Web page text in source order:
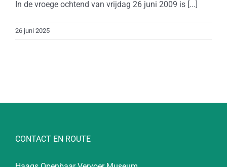
In de vroege ochtend van vrijdag 26 juni 2009 is [...]
26 juni 2025
CONTACT EN ROUTE